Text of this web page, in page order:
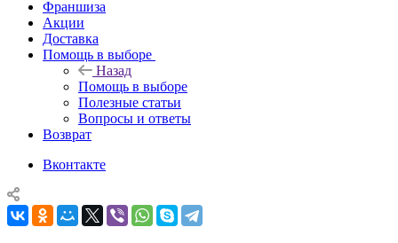
Франшиза
Акции
Доставка
Помощь в выборе
Назад
Помощь в выборе
Полезные статьи
Вопросы и ответы
Возврат
Вконтакте